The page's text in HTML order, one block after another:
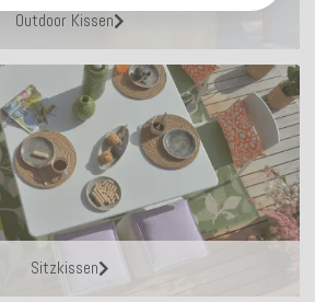
Outdoor Kissen
Sitzkissen